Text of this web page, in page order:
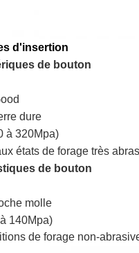
d'insertion
de bouton
dure
à 320Mpa)
états de forage très
de bouton
molle
140Mpa)
de forage non-